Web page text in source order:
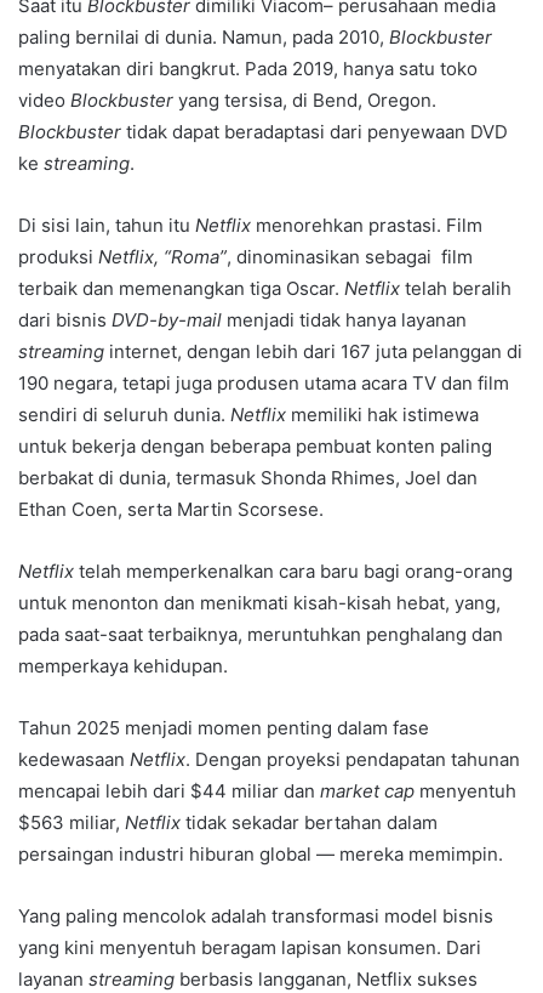
Saat itu Blockbuster dimiliki Viacom– perusahaan media
paling bernilai di dunia. Namun, pada 2010, Blockbuster
menyatakan diri bangkrut. Pada 2019, hanya satu toko
video Blockbuster yang tersisa, di Bend, Oregon.
Blockbuster tidak dapat beradaptasi dari penyewaan DVD
ke streaming.
Di sisi lain, tahun itu Netflix menorehkan prastasi. Film
produksi Netflix, “Roma”, dinominasikan sebagai film
terbaik dan memenangkan tiga Oscar. Netflix telah beralih
dari bisnis DVD-by-mail menjadi tidak hanya layanan
streaming internet, dengan lebih dari 167 juta pelanggan di
190 negara, tetapi juga produsen utama acara TV dan film
sendiri di seluruh dunia. Netflix memiliki hak istimewa
untuk bekerja dengan beberapa pembuat konten paling
berbakat di dunia, termasuk Shonda Rhimes, Joel dan
Ethan Coen, serta Martin Scorsese.
Netflix telah memperkenalkan cara baru bagi orang-orang
untuk menonton dan menikmati kisah-kisah hebat, yang,
pada saat-saat terbaiknya, meruntuhkan penghalang dan
memperkaya kehidupan.
Tahun 2025 menjadi momen penting dalam fase
kedewasaan Netflix. Dengan proyeksi pendapatan tahunan
mencapai lebih dari $44 miliar dan market cap menyentuh
$563 miliar, Netflix tidak sekadar bertahan dalam
persaingan industri hiburan global — mereka memimpin.
Yang paling mencolok adalah transformasi model bisnis
yang kini menyentuh beragam lapisan konsumen. Dari
layanan streaming berbasis langganan, Netflix sukses